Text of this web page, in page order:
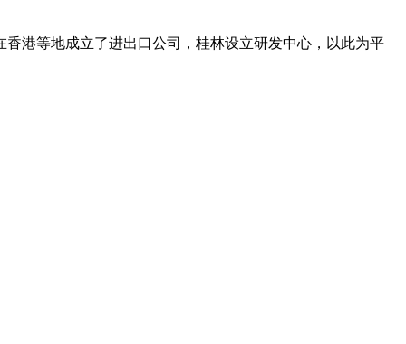
港等地成立了进出口公司，桂林设立研发中心，以此为平